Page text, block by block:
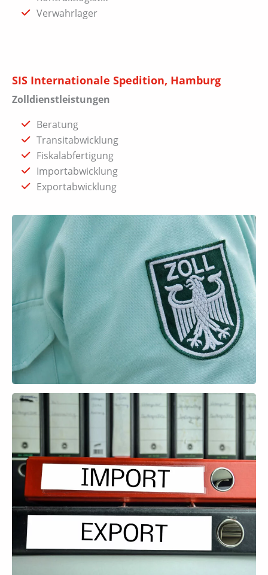
Verwahrlager
SIS Internationale Spedition, Hamburg
Zolldienstleistungen
Beratung
Transitabwicklung
Fiskalabfertigung
Importabwicklung
Exportabwicklung